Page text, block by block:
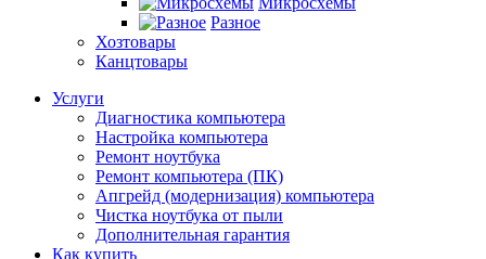
Разное
Хозтовары
Канцтовары
Услуги
Диагностика компьютера
Настройка компьютера
Ремонт ноутбука
Ремонт компьютера (ПК)
Апгрейд (модернизация) компьютера
Чистка ноутбука от пыли
Дополнительная гарантия
Как купить